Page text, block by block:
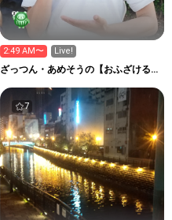
2:49 AM〜 Live!
ざっつん・あめそうの【おふざけるー
7